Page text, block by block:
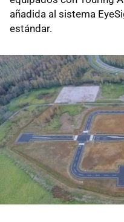
añadida al sistema
estándar.